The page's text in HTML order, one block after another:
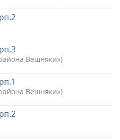
Вешняки»)
Вешняки»)